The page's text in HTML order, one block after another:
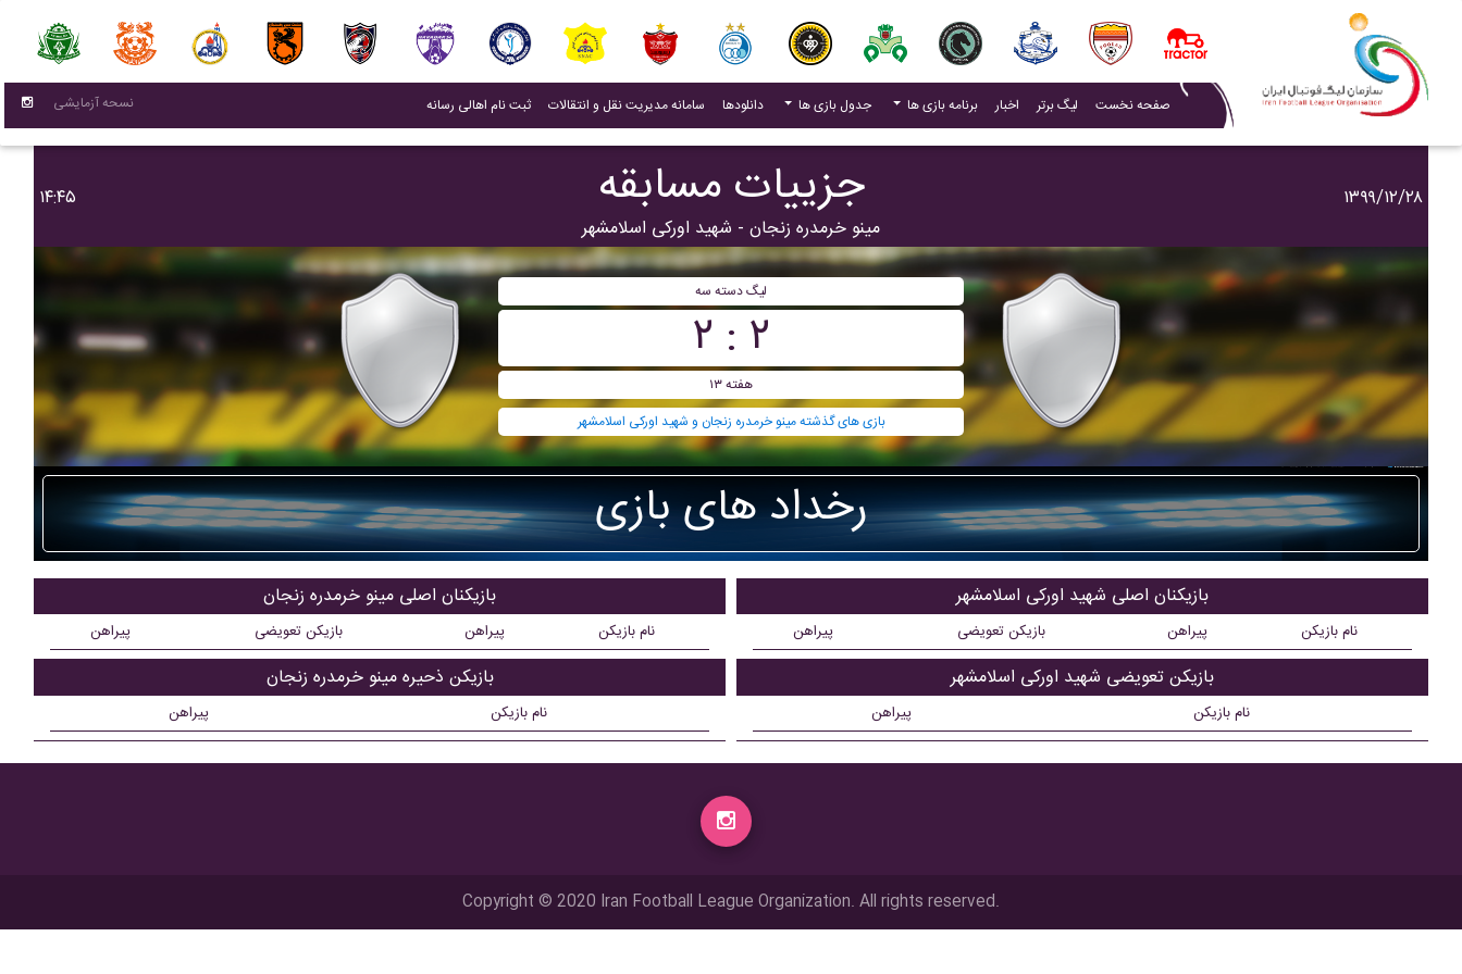
صفحه نخست لیگ برتر اخبار(current) برنامه بازی ها جدول بازی ها دانلودها سامانه مدیریت نقل و انتقالات
(current) ثبت نام اهالی رسانه
(current) نسحه آزمایشی
۱۳۹۹/۱۲/۲۸ جزییات مسابقه
مینو خرمدره زنجان - شهید اورکی اسلامشهر
۱۴:۴۵
ليگ دسته سه
۲ : ۲
هفته ۱۳
بازی های گذشته مینو خرمدره زنجان و شهید اورکی اسلامشهر
رخداد های بازی
بازیکنان اصلی شهید اورکی اسلامشهر
نام بازیکن پیراهن بازیکن تعویضی پیراهن
بازیکن تعویضی شهید اورکی اسلامشهر
نام بازیکن پیراهن
بازیکنان اصلی مینو خرمدره زنجان
نام بازیکن پیراهن بازیکن تعویضی پیراهن
بازیکن ذحیره مینو خرمدره زنجان
نام بازیکن پیراهن
Copyright © 2020 Iran Football League Organization. All rights reserved.